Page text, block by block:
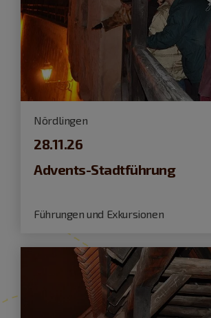
Nördlingen
28.11.26
Advents-Stadtführung
Führungen und Exkursionen